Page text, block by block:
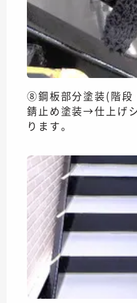
⑧鋼板部分塗装(階
錆止め塗装→仕上げ
ります。